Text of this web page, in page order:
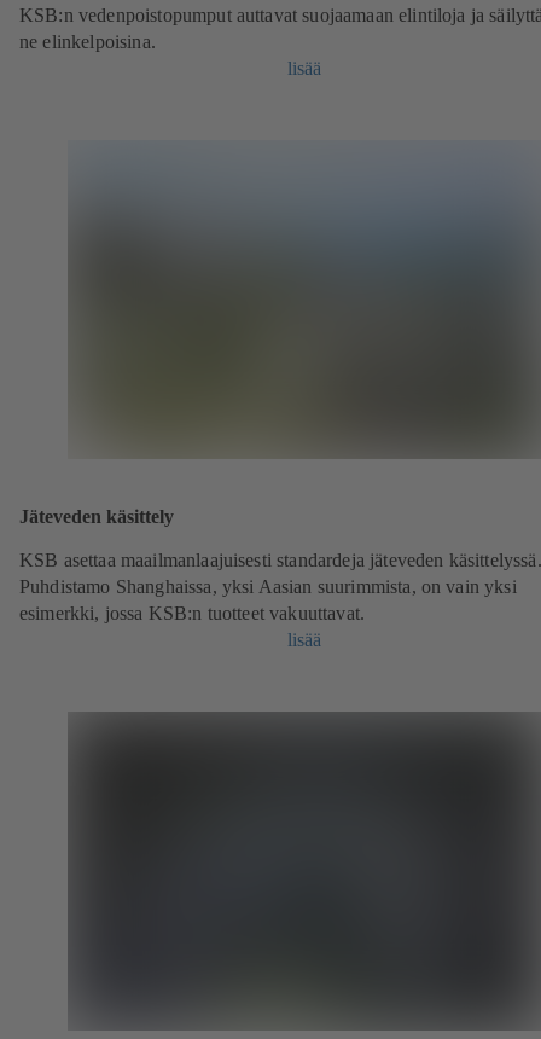
KSB:n vedenpoistopumput auttavat suojaamaan elintiloja ja
ne elinkelpoisina.
lisää
Jäteveden käsittely
KSB asettaa maailmanlaajuisesti standardeja jäteveden käsittelyssä.
Puhdistamo Shanghaissa, yksi Aasian suurimmista, on vain yksi
esimerkki, jossa KSB:n tuotteet vakuuttavat.
lisää